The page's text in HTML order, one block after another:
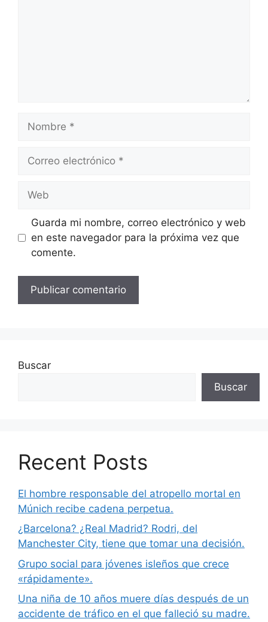
Nombre
Correo
Web
Guarda mi nombre, correo electrónico y web
en este navegador para la próxima vez que
comente.
Buscar
Buscar
Recent Posts
El hombre responsable del atropello mortal en
Múnich recibe cadena perpetua.
¿Barcelona? ¿Real Madrid? Rodri, del
Manchester City, tiene que tomar una decisión.
Grupo social para jóvenes isleños que crece
«rápidamente».
Una niña de 10 años muere días después de un
accidente de tráfico en el que falleció su madre.